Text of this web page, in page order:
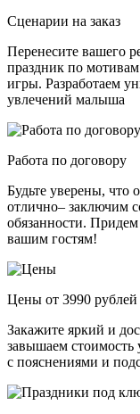
Сценарии на заказ
Перенесите вашего
праздник по
игры. Разработаем
увлечений малыша
Работа по договору
Будьте уверены, что
отлично– заключим
обязанности.
вашим гостям!
Цены от 3990 рублей
Закажите яркий и
завышаем стоимость
с пояснениями и